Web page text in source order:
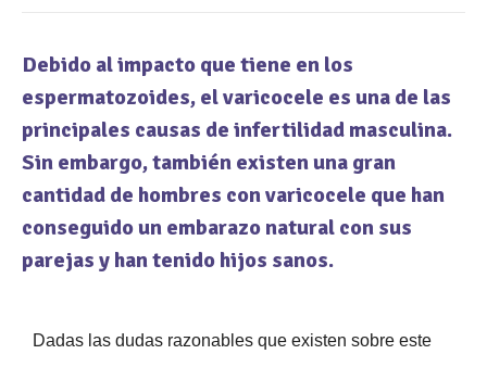
Debido al impacto que tiene en los
espermatozoides, el varicocele es una de las
principales causas de infertilidad masculina.
Sin embargo, también existen una gran
cantidad de hombres con varicocele que han
conseguido un embarazo natural con sus
parejas y han tenido hijos sanos.
Dadas las dudas razonables que existen sobre este